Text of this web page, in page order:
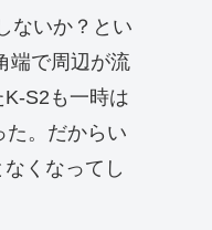
ないか？とい
端で周辺が流
S2も一時は
た。だからい
くなってし